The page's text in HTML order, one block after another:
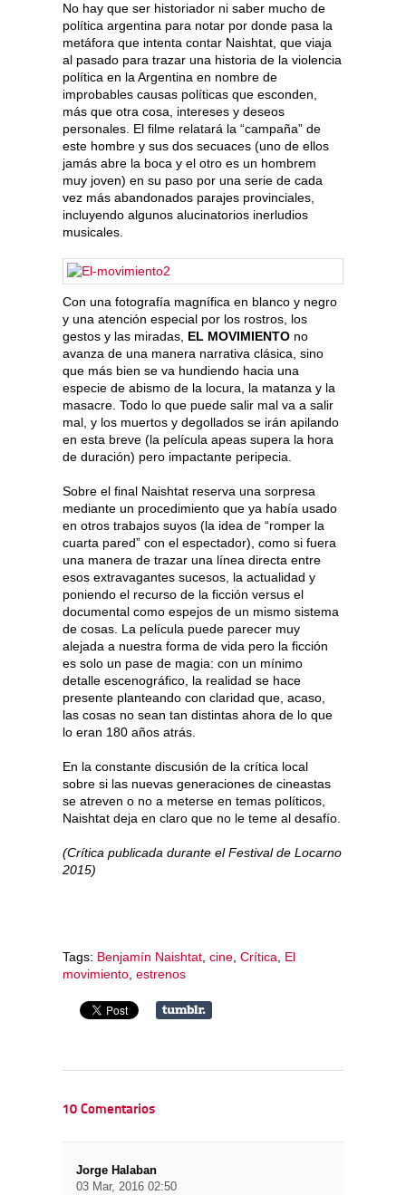
No hay que ser historiador ni saber mucho de
política argentina para notar por donde pasa la
metáfora que intenta contar Naishtat, que viaja
al pasado para trazar una historia de la violencia
política en la Argentina en nombre de
improbables causas políticas que esconden,
más que otra cosa, intereses y deseos
personales. El filme relatará la “campaña” de
este hombre y sus dos secuaces (uno de ellos
jamás abre la boca y el otro es un hombrem
muy joven) en su paso por una serie de cada
vez más abandonados parajes provinciales,
incluyendo algunos alucinatorios inerludios
musicales.
Con una fotografía magnífica en blanco y negro
y una atención especial por los rostros, los
gestos y las miradas, EL MOVIMIENTO no
avanza de una manera narrativa clásica, sino
que más bien se va hundiendo hacia una
especie de abismo de la locura, la matanza y la
masacre. Todo lo que puede salir mal va a salir
mal, y los muertos y degollados se irán apilando
en esta breve (la película apeas supera la hora
de duración) pero impactante peripecia.
Sobre el final Naishtat reserva una sorpresa
mediante un procedimiento que ya había usado
en otros trabajos suyos (la idea de “romper la
cuarta pared” con el espectador), como si fuera
una manera de trazar una línea directa entre
esos extravagantes sucesos, la actualidad y
poniendo el recurso de la ficción versus el
documental como espejos de un mismo sistema
de cosas. La película puede parecer muy
alejada a nuestra forma de vida pero la ficción
es solo un pase de magia: con un mínimo
detalle escenográfico, la realidad se hace
presente planteando con claridad que, acaso,
las cosas no sean tan distintas ahora de lo que
lo eran 180 años atrás.
En la constante discusión de la crítica local
sobre si las nuevas generaciones de cineastas
se atreven o no a meterse en temas políticos,
Naishtat deja en claro que no le teme al desafío.
(Crítica publicada durante el Festival de Locarno
2015)
Tags: Benjamín Naishtat cine Crítica
El
movimiento estrenos
10 Comentarios
Jorge Halaban
03 Mar, 2016 02:50